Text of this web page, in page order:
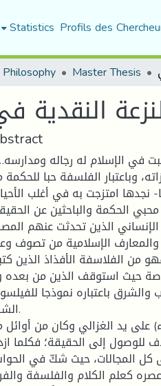
Statistics Profils des
Master Thesis
……مما لا
وباعتبار الفلسفة حبا
نجدها امتزجت به في أغلب
الحكمة والباحثين عن
الذين تحدثت عنهم
الإسلامية من تصوف
الفلاسفة الأفذاذ الذين
حيث استوقف الذين من بعده
والشرق باعتباره نموذجا
على يد الغزالي وكان من أوائل
إلى الحقيقة؛ فكلما
كل المجالات، حيث شكّ في
كعلم الكلام والفلسفة